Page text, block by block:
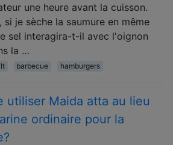
une heure avant la cuisson.
si je sèche la saumure en même
sel interagira-t-il avec l'oignon
la …
barbecue hamburgers
utiliser Maida atta au lieu
ordinaire pour la